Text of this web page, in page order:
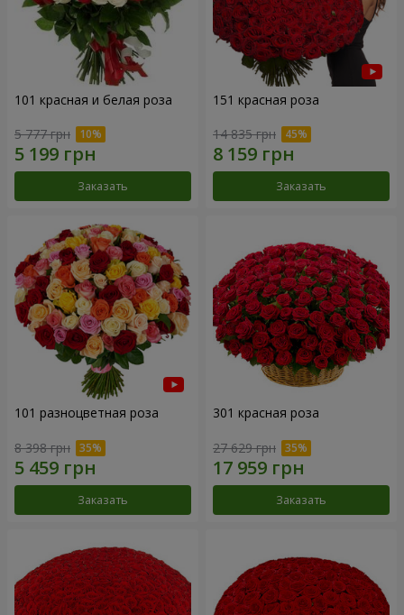
101 красная и белая роза
5 777 грн
Заказать
151 красная роза
14 835 грн
Заказать
101 разноцветная роза
8 398 грн
Заказать
301 красная роза
27 629 грн
Заказать